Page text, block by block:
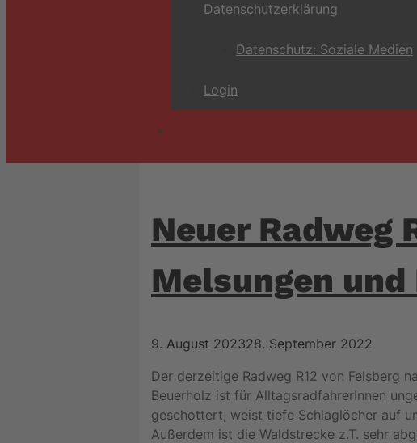
Datenschutzerklärung
Datenschutz: Soziale Medien
Login
Neuer Radweg
Melsungen und
9. August 202328. September 2022
Der derzeitige Radweg R12 von Felsberg
Beuerholz ist für AlltagsradfahrerInnen
geschottert, weist tiefe Schlaglöcher auf
Außerdem ist die Waldstrecke z.T. sehr